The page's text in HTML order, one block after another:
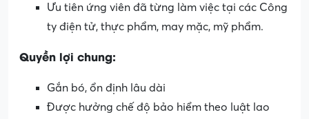
Ưu tiên ứng viên đã từng làm việc tại các Công
ty điện tử, thực phẩm, may mặc, mỹ phẩm.
Quyền lợi chung:
Gắn bó, ổn định lâu dài
Được hưởng chế độ bảo hiểm theo luật lao